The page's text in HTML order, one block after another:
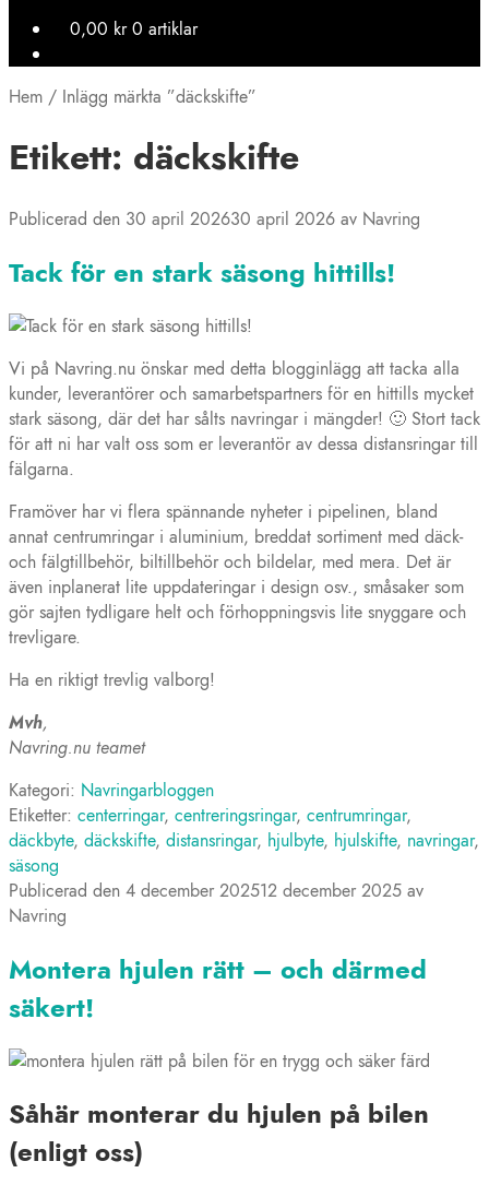
0,00 kr 0 artiklar
Hem / Inlägg märkta ”däckskifte”
Etikett: däckskifte
Publicerad den 30 april 202630 april 2026 av Navring
Tack för en stark säsong hittills!
Vi på Navring.nu önskar med detta blogginlägg att tacka alla
kunder, leverantörer och samarbetspartners för en hittills mycket
stark säsong, där det har sålts navringar i mängder! 🙂 Stort tack
för att ni har valt oss som er leverantör av dessa distansringar till
fälgarna.
Framöver har vi flera spännande nyheter i pipelinen, bland
annat centrumringar i aluminium, breddat sortiment med däck-
och fälgtillbehör, biltillbehör och bildelar, med mera. Det är
även inplanerat lite uppdateringar i design osv., småsaker som
gör sajten tydligare helt och förhoppningsvis lite snyggare och
trevligare.
Ha en riktigt trevlig valborg!
Mvh,
Navring.nu teamet
Kategori: Navringarbloggen
Etiketter: centerringar, centreringsringar, centrumringar,
däckbyte, däckskifte, distansringar, hjulbyte, hjulskifte, navringar,
säsong
Publicerad den 4 december 202512 december 2025 av
Navring
Montera hjulen rätt – och därmed
säkert!
Såhär monterar du hjulen på bilen
(enligt oss)